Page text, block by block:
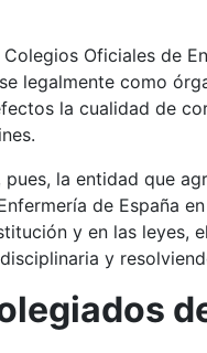
Colegios Oficiales de
legalmente como
la cualidad de
pues, la entidad que
de España
y en las leyes,
y